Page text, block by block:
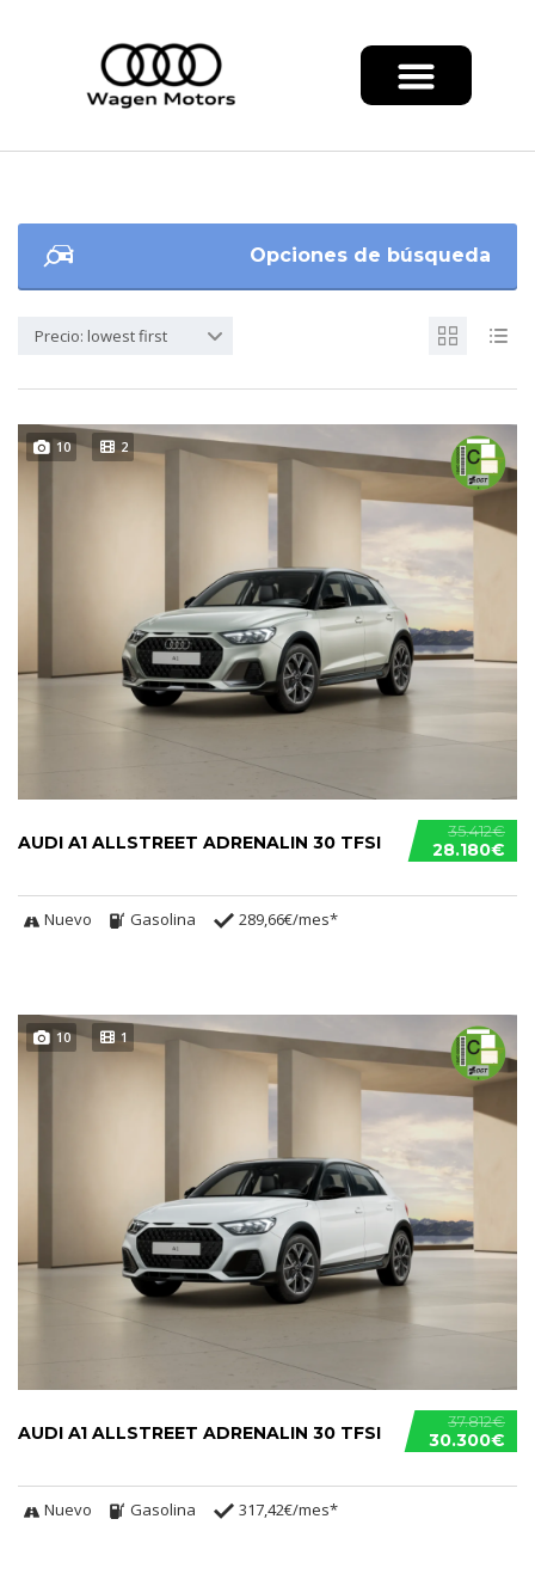
Opciones de búsqueda
Precio: lowest first
10 2
35.412€
28.180€
AUDI A1 ALLSTREET ADRENALIN 30 TFSI
Nuevo Gasolina 289,66€/mes*
10 1
37.812€
30.300€
AUDI A1 ALLSTREET ADRENALIN 30 TFSI
Nuevo Gasolina 317,42€/mes*